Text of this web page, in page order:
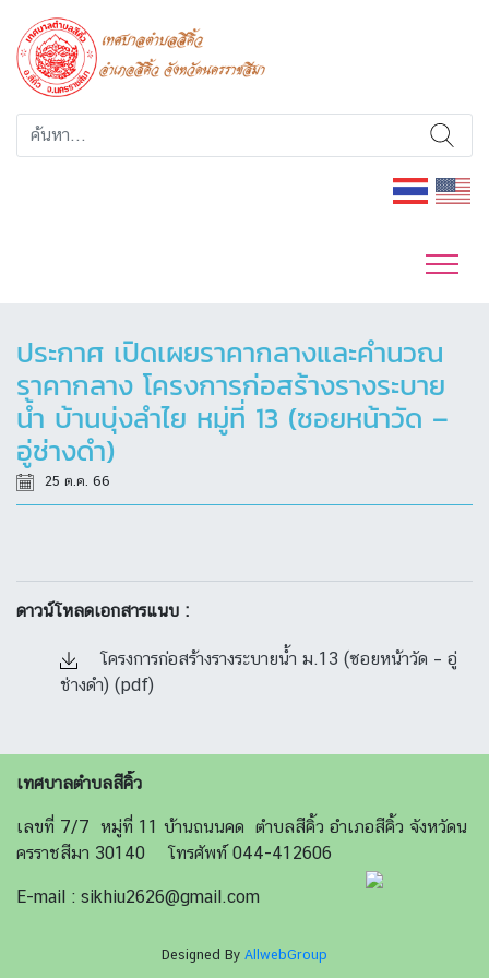
ประกาศ เปิดเผยราคากลางและคำนวณ
ราคากลาง โครงการก่อสร้างรางระบาย
น้ำ บ้านบุ่งลำไย หมู่ที่ 13 (ซอยหน้าวัด –
อู่ช่างดำ)
25 ต.ค. 66
ดาวน์โหลดเอกสารแนบ :
โครงการก่อสร้างรางระบายน้ำ ม.13 (ซอยหน้าวัด – อู่
ช่างดำ) (pdf)
เทศบาลตำบลสีคิ้ว
เลขที่ 7/7 หมู่ที่ 11 บ้านถนนคด ตำบลสีคิ้ว อำเภอสีคิ้ว จังหวัดน
ครราชสีมา 30140 โทรศัพท์ 044-412606
E-mail : sikhiu2626@gmail.com
Designed By AllwebGroup